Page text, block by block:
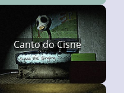
Canto do Cisne